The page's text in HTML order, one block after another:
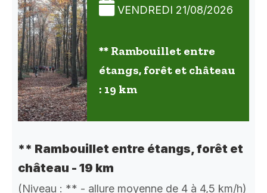
VENDREDI 21/08/2026
** Rambouillet entre
étangs, forêt et château
: 19 km
** Rambouillet entre étangs, forêt et
château - 19 km
(Niveau : ** - allure moyenne de 4 à 4,5 km/h)